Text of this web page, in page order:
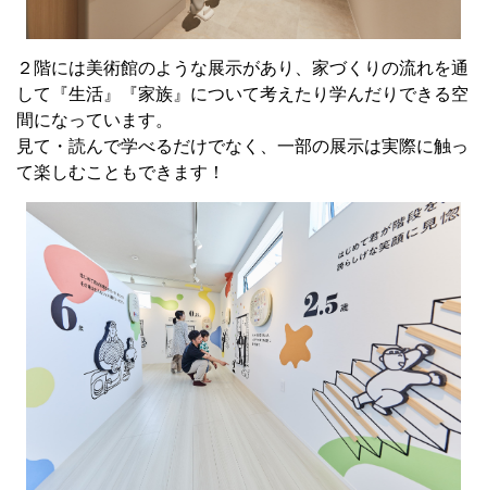
２階には美術館のような展示があり、家づくりの流れを通
して『生活』『家族』について考えたり学んだりできる空
間になっています。
見て・読んで学べるだけでなく、一部の展示は実際に触っ
て楽しむこともできます！